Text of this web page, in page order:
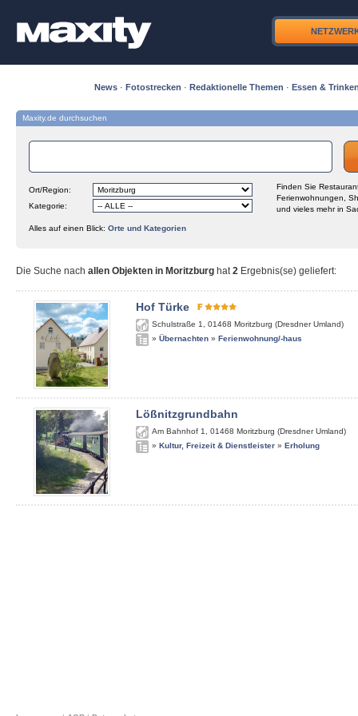
News · Fotostrecken · Redaktionelle Themen · Essen &
Maxity.de durchsuchen
Ort/Region:
Kategorie:
Finden Sie
Ferienwohnungen,
und vieles mehr in
Alles auf einen Blick: Orte und Kategorien
Die Suche nach allen Objekten in Moritzburg hat2 Ergebnis(se) geliefert:
Hof Türke
Schulstraße 1 01468 Moritzburg (Dresdner Umland)
» Übernachten » Ferienwohnung/-haus
Lößnitzgrundbahn
Am Bahnhof 1 01468 Moritzburg (Dresdner Umland)
» Kultur, Freizeit & Dienstleister » Erholung